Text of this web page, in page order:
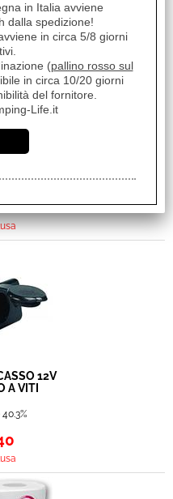
FISS. A
20A
12V
A VITI
in Italia avviene
dalla spedizione!
in circa 5/8 giorni
(pallino rosso sul
in circa 10/20 giorni
del fornitore.
Life.it